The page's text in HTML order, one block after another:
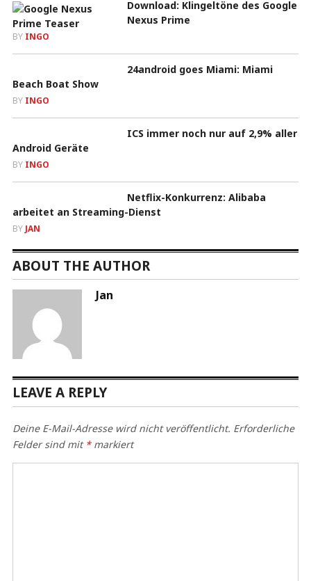
Download: Klingeltöne des Google
Nexus Prime
BY INGO
24android goes Miami: Miami
Beach Boat Show
BY INGO
ICS immer noch nur auf 2,9% aller
Android Geräte
BY INGO
Netflix-Konkurrenz: Alibaba
arbeitet an Streaming-Dienst
BY JAN
ABOUT THE AUTHOR
Jan
LEAVE A REPLY
Deine E-Mail-Adresse wird nicht veröffentlicht. Erforderliche
Felder sind mit *markiert